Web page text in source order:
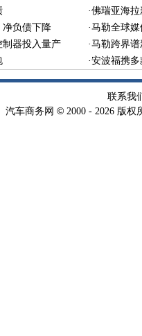
·佛瑞亚海
净负债下降 ·马勒全球
器投入量产 ·马勒跨界
·安波福携
联系我
汽车商务网 © 2000 - 2026 版权